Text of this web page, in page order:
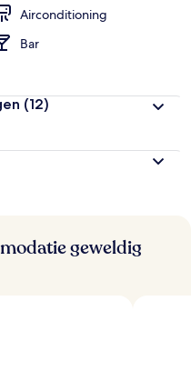
Airconditioning
Bar
(12)
geweldig